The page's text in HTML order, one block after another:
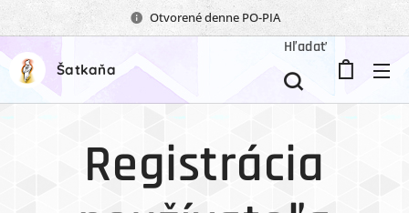
Otvorené denne PO-PIA
Šatkaňa
Hľadať
Registrácia